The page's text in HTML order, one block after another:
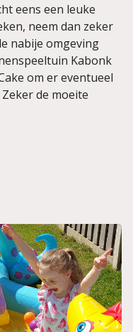
eens een leuke
neem dan zeker
nabije omgeving
Kabonk
om er eventueel
de moeite